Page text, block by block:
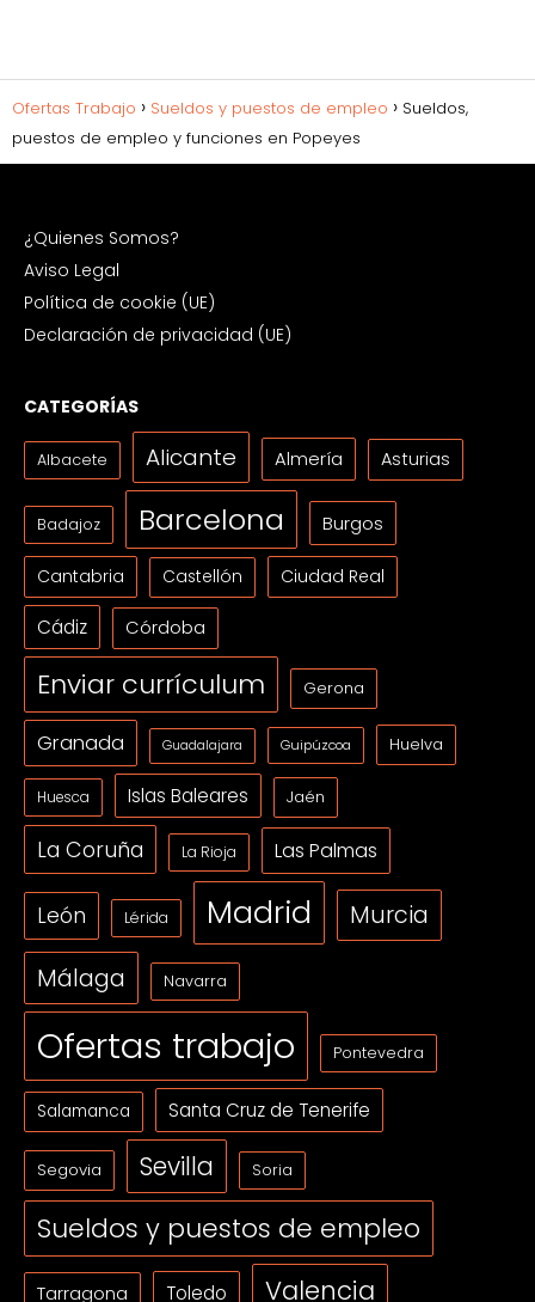
Ofertas Trabajo Sueldos y puestos de empleo
Sueldos,
puestos de empleo y funciones en Popeyes
¿Quienes Somos?
Aviso Legal
Política de cookie (UE)
Declaración de privacidad (UE)
CATEGORÍAS
Albacete Alicante Almería Asturias
Badajoz Barcelona Burgos
Cantabria Castellón Ciudad Real
Cádiz Córdoba
Enviar currículum Gerona
Granada Guadalajara Guipúzcoa Huelva
Huesca Islas Baleares Jaén
La Coruña La Rioja Las Palmas
León Lérida Madrid Murcia
Málaga Navarra
Ofertas trabajo Pontevedra
Salamanca Santa Cruz de Tenerife
Segovia Sevilla Soria
Sueldos y puestos de empleo
Tarragona Toledo Valencia